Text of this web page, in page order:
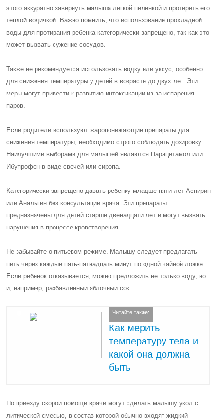
этого аккуратно завернуть малыша легкой пеленкой и протереть его
теплой водичкой. Важно помнить, что использование прохладной
воды для протирания ребенка категорически запрещено, так как это
может вызвать сужение сосудов.
Также не рекомендуется использовать водку или уксус, особенно
для снижения температуры у детей в возрасте до двух лет. Эти
меры могут привести к развитию интоксикации из-за испарения
паров.
Если родители используют жаропонижающие препараты для
снижения температуры, необходимо строго соблюдать дозировку.
Наилучшими выборами для малышей являются Парацетамол или
Ибупрофен в виде свечей или сиропа.
Категорически запрещено давать ребенку младше пяти лет Аспирин
или Анальгин без консультации врача. Эти препараты
предназначены для детей старше двенадцати лет и могут вызвать
нарушения в процессе кроветворения.
Не забывайте о питьевом режиме. Малышу следует предлагать
пить через каждые пять-пятнадцать минут по одной чайной ложке.
Если ребенок отказывается, можно предложить не только воду, но
и, например, разбавленный яблочный сок.
Читайте также:
Как мерить
температуру тела и
какой она должна
быть
По приезду скорой помощи врачи могут сделать малышу укол с
литической смесью, в состав которой обычно входят жидкий